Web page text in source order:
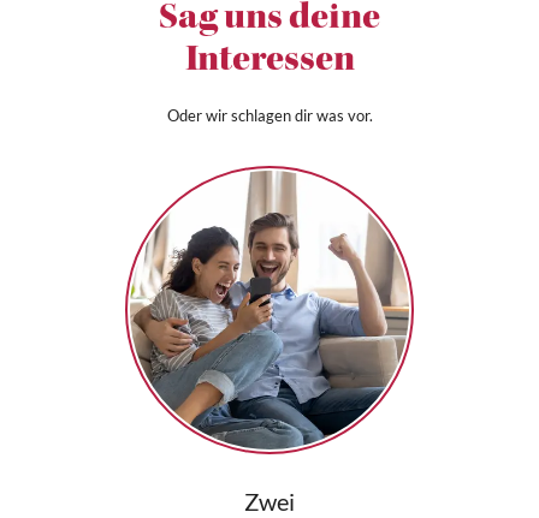
Sag uns deine
Interessen
Oder wir schlagen dir was vor.
Zwei